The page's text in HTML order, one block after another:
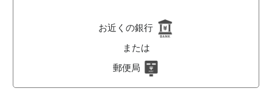
お近くの銀行
または
郵便局